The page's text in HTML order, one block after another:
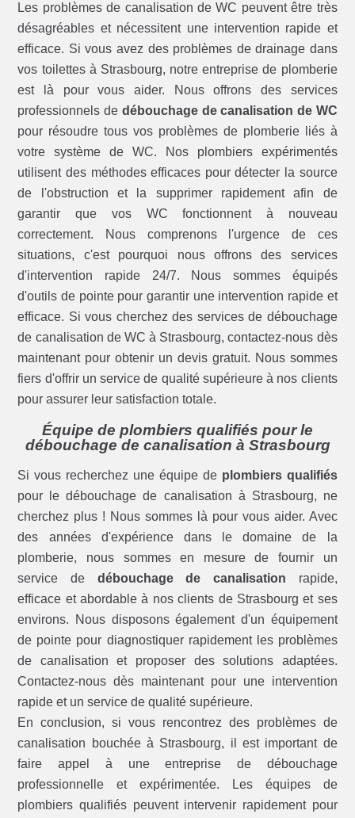
Les problèmes de canalisation de WC peuvent être très
désagréables et nécessitent une intervention rapide et
efficace. Si vous avez des problèmes de drainage dans
vos toilettes à Strasbourg, notre entreprise de plomberie
est là pour vous aider. Nous offrons des services
professionnels de débouchage de canalisation de WC
pour résoudre tous vos problèmes de plomberie liés à
votre système de WC. Nos plombiers expérimentés
utilisent des méthodes efficaces pour détecter la source
de l'obstruction et la supprimer rapidement afin de
garantir que vos WC fonctionnent à nouveau
correctement. Nous comprenons l'urgence de ces
situations, c'est pourquoi nous offrons des services
d'intervention rapide 24/7. Nous sommes équipés
d'outils de pointe pour garantir une intervention rapide et
efficace. Si vous cherchez des services de débouchage
de canalisation de WC à Strasbourg, contactez-nous dès
maintenant pour obtenir un devis gratuit. Nous sommes
fiers d'offrir un service de qualité supérieure à nos clients
pour assurer leur satisfaction totale.
Équipe de plombiers qualifiés pour le
débouchage de canalisation à Strasbourg
Si vous recherchez une équipe de plombiers qualifiés
pour le débouchage de canalisation à Strasbourg, ne
cherchez plus ! Nous sommes là pour vous aider. Avec
des années d'expérience dans le domaine de la
plomberie, nous sommes en mesure de fournir un
service de débouchage de canalisation rapide,
efficace et abordable à nos clients de Strasbourg et ses
environs. Nous disposons également d'un équipement
de pointe pour diagnostiquer rapidement les problèmes
de canalisation et proposer des solutions adaptées.
Contactez-nous dès maintenant pour une intervention
rapide et un service de qualité supérieure.
En conclusion, si vous rencontrez des problèmes de
canalisation bouchée à Strasbourg, il est important de
faire appel à une entreprise de débouchage
professionnelle et expérimentée. Les équipes de
plombiers qualifiés peuvent intervenir rapidement pour